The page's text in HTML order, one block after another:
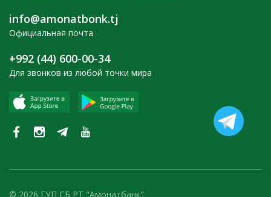
info@amonatbonk.tj
Официальная почта
+992 (44) 600-00-34
Для звонков из любой точки мира
© 2026 ГУП СБ РТ "Амонатбанк"